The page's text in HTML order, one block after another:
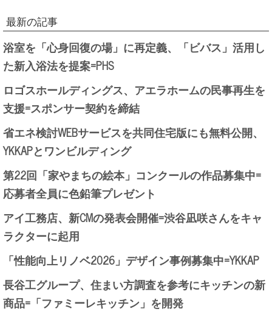
最新の記事
浴室を「心身回復の場」に再定義、「ビバス」活用し
た新入浴法を提案=PHS
ロゴスホールディングス、アエラホームの民事再生を
支援=スポンサー契約を締結
省エネ検討WEBサービスを共同住宅版にも無料公開、
YKKAPとワンビルディング
第22回「家やまちの絵本」コンクールの作品募集中=
応募者全員に色鉛筆プレゼント
アイ工務店、新CMの発表会開催=渋谷凪咲さんをキャ
ラクターに起用
「性能向上リノベ2026」デザイン事例募集中=YKKAP
長谷工グループ、住まい方調査を参考にキッチンの新
商品=「ファミーレキッチン」を開発